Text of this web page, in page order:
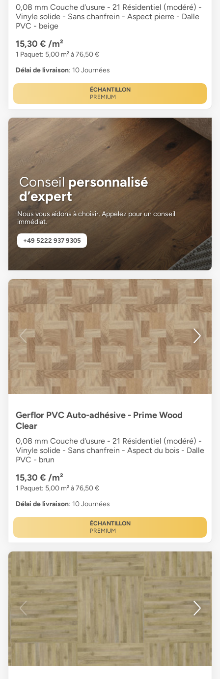
0,08 mm Couche d'usure - 21 Résidentiel (modéré) -
Vinyle solide - Sans chanfrein - Aspect pierre - Dalle
PVC - beige
15,30 € /m²
1 Paquet: 5,00 m² à 76,50 €
Délai de livraison: 10 Journées
ÉCHANTILLON
PREMIUM
Conseil personnalisé
d’expert
Nous vous aidons à choisir. Appelez pour un conseil
immédiat.
+49 5222 937 9305
Gerflor PVC Auto-adhésive - Prime Wood
Clear
0,08 mm Couche d'usure - 21 Résidentiel (modéré) -
Vinyle solide - Sans chanfrein - Aspect du bois - Dalle
PVC - brun
15,30 € /m²
1 Paquet: 5,00 m² à 76,50 €
Délai de livraison: 10 Journées
ÉCHANTILLON
PREMIUM